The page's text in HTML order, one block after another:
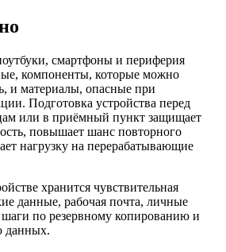
смартфоны и периферия
компоненты, которые можно
и материалы, опасные при
Подготовка устройства перед
или в приёмный пункт защищает
повышает шанс повторного
нагрузку на перерабатывающие
хранится чувствительная
данные, рабочая почта, личные
по резервному копированию и
данных.